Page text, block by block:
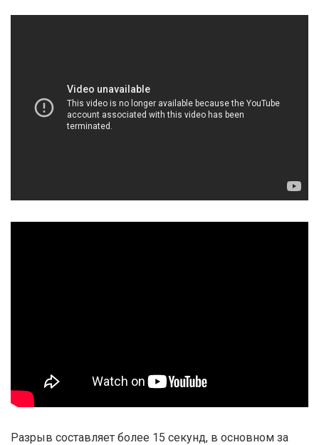
Разрыв составляет более 15 секунд, в основном за